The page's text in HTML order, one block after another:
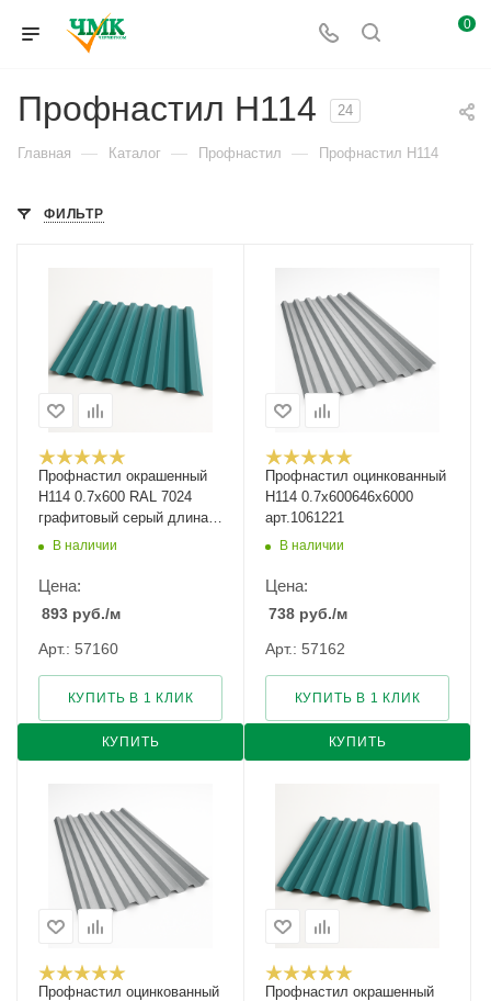
0
Профнастил Н114 24
Главная — Каталог — Профнастил — Профнастил Н114
ФИЛЬТР
Профнастил окрашенный
Н114 0.7х600 RAL 7024
графитовый серый длина
под заказ арт.1247547
В наличии
Цена:
893 руб./м
Арт.: 57160
КУПИТЬ
КУПИТЬ В 1 КЛИК
Профнастил оцинкованный
Н114 0.7х600646х6000
арт.1061221
В наличии
Цена:
738 руб./м
Арт.: 57162
КУПИТЬ
КУПИТЬ В 1 КЛИК
Профнастил оцинкованный
Профнастил окрашенный